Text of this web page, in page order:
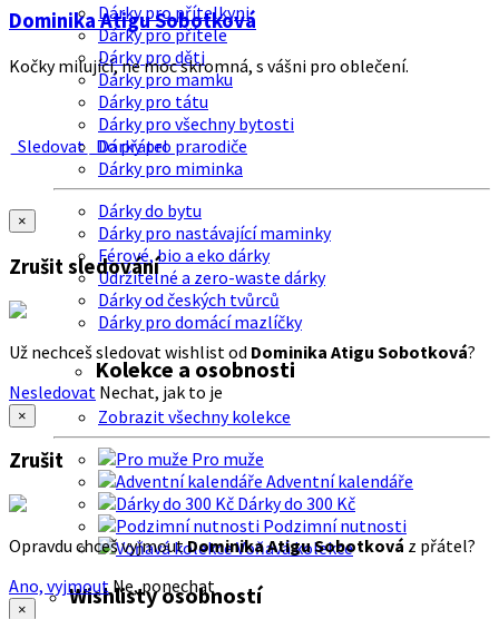
Dárky pro přítelkyni
Dárky pro přítele
Dárky pro děti
Dárky pro mamku
Dárky pro tátu
Dárky pro všechny bytosti
Dárky pro prarodiče
Dárky pro miminka
Dárky do bytu
Dárky pro nastávající maminky
Férové, bio a eko dárky
Udržitelné a zero-waste dárky
Dárky od českých tvůrců
Dárky pro domácí mazlíčky
Kolekce a osobnosti
Zobrazit všechny kolekce
Pro muže
Adventní kalendáře
Dárky do 300 Kč
Podzimní nutnosti
Voňavá kolekce
Wishlisty osobností
Dominika Atigu Sobotková
Kočky milující, ne moc skromná, s vášni pro oblečení.
Sledovat Do přátel
×
Zrušit sledování
Už nechceš sledovat wishlist od Dominika Atigu Sobotková?
Nesledovat Nechat, jak to je
×
Zrušit
Opravdu chceš vyjmoutDominika Atigu Sobotková z přátel?
Ano, vyjmout Ne, ponechat
×